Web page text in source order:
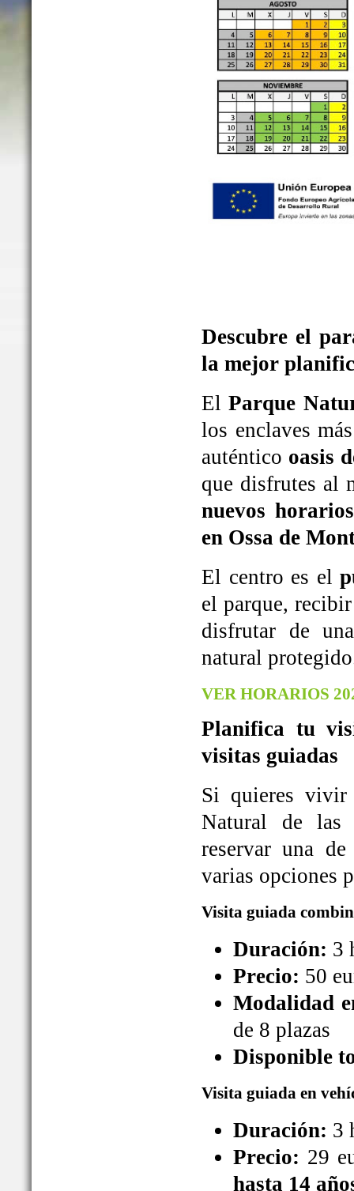
Descubre el
la mejor
ElParque
los enclaves
auténtico oasis
que disfrutes al
nuevos
en Ossa de
El centro es el
el parque,
disfrutar de
natural
VER HORARIOS
Planifica tu
visitas guiadas
Si quieres
Natural de las
reservar una
varias opciones
Visita guiada
Duración: 3
Precio: 50
Modalidad
de 8 plazas
Disponible
Visita guiada en
Duración: 3
Precio: 29
hasta 14